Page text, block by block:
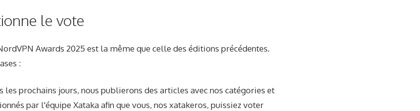
le vote
Awards 2025 est la même que celle des éditions précédentes.
:
les prochains jours, nous publierons des articles avec nos catégories et
par l'équipe Xataka afin que vous, nos xatakeros, puissiez voter